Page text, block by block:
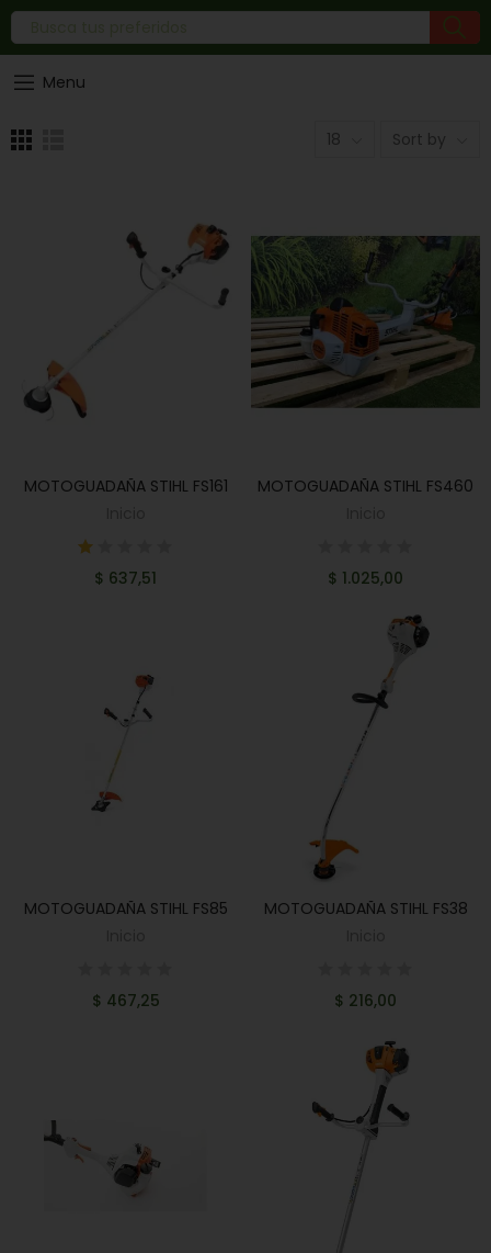
Menu
18 Sort by
AÑADIR AL CARRITO
MOTOGUADAÑA STIHL FS161
$ 637,51
AÑADIR AL CARRITO
MOTOGUADAÑA STIHL FS460
$ 1.025,00
AÑADIR AL CARRITO
MOTOGUADAÑA STIHL FS85
$ 467,25
AÑADIR AL CARRITO
MOTOGUADAÑA STIHL FS38
$ 216,00